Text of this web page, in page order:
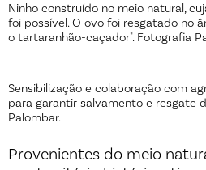
Ninho construído no meio natural,
foi possível. O ovo foi resgatado no
o tartaranhão-caçador". Fotografia
Sensibilização e colaboração com
para garantir salvamento e resgate
Palombar.
Provenientes do meio